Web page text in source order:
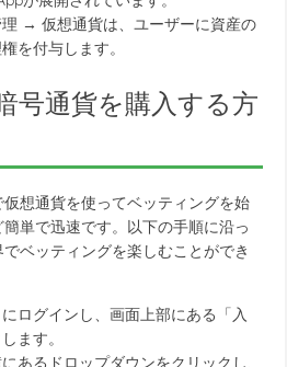
→ 仮想通貨は、ユーザーに資産の
を付与します。
号通貨を購入する方
想通貨を使ってベッティングを始
単で迅速です。以下の手順に沿っ
ベッティングを楽しむことができ
ログインし、画面上部にある「入
ます。
あるドロップダウンをクリックし、